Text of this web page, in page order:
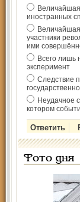
иностранных
Величайшая
участники
ими
Всего лишь
эксперимент
Следствие
Неудачное
котором
Фото дня